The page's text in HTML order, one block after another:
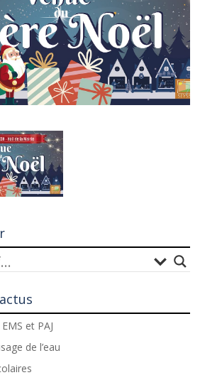
et PAJ
de l’eau